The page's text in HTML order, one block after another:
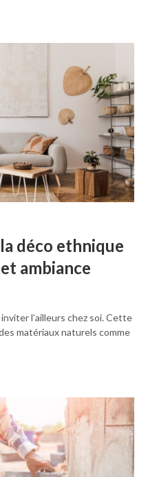
déco ethnique
ambiance
l’ailleurs chez soi. Cette
matériaux naturels comme